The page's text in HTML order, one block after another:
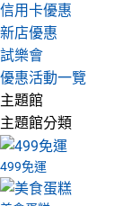
信用卡優惠
新店優惠
試樂會
優惠活動一覽
主題館
主題館分類
499免運